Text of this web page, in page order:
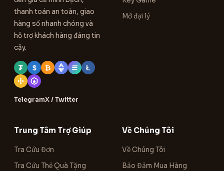
thanh toán an toàn, giao
hàng số nhanh chóng và
hỗ trợ khách hàng đáng tin
cậy.
₮ $ ₿ Ł
TelegramX / Twitter
Mở đại lý
Trung Tâm Trợ Giúp
Tra Cứu Đơn
Tra Cứu Thẻ Quà Tặng
Về Chúng Tôi
Về Chúng Tôi
Bảo Đảm Mua Hàng